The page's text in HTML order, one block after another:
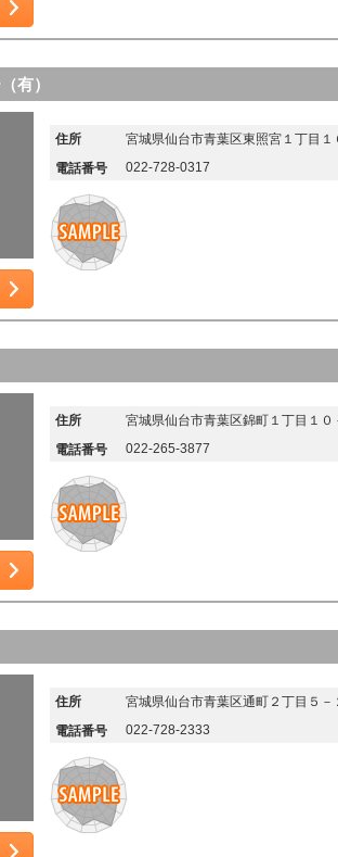
有）
住所
宮城県仙台市青葉区東照宮１丁目１
電話番号
022-728-0317
住所
宮城県仙台市青葉区錦町１丁目１０
電話番号
022-265-3877
住所
宮城県仙台市青葉区通町２丁目５－
電話番号
022-728-2333